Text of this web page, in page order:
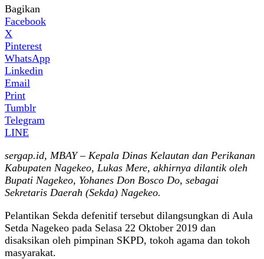
Bagikan
Facebook
X
Pinterest
WhatsApp
Linkedin
Email
Print
Tumblr
Telegram
LINE
sergap.id, MBAY – Kepala Dinas Kelautan dan Perikanan
Kabupaten Nagekeo, Lukas Mere, akhirnya dilantik oleh
Bupati Nagekeo, Yohanes Don Bosco Do, sebagai
Sekretaris Daerah (Sekda) Nagekeo.
Pelantikan Sekda defenitif tersebut dilangsungkan di Aula
Setda Nagekeo pada Selasa 22 Oktober 2019 dan
disaksikan oleh pimpinan SKPD, tokoh agama dan tokoh
masyarakat.